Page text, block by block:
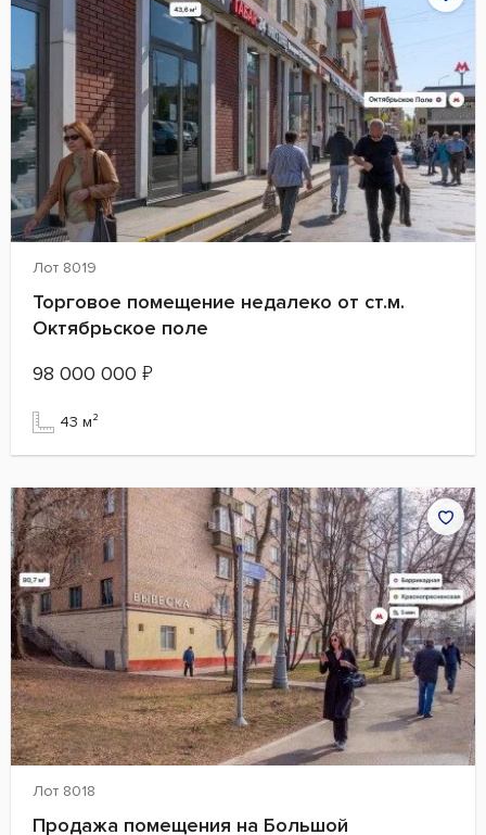
Лот 8019
Торговое помещение недалеко от ст.м.
Октябрьское поле
98 000 000 ₽
43 м²
Лот 8018
Продажа помещения на Большой